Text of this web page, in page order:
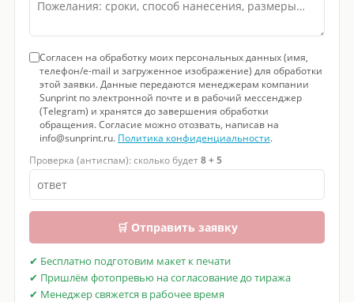
Согласен на обработку моих персональных данных (имя,
телефон/e-mail и загруженное изображение) для обработки
этой заявки. Данные передаются менеджерам компании
Sunprint по электронной почте и в рабочий мессенджер
(Telegram) и хранятся до завершения обработки
обращения. Согласие можно отозвать, написав на
info@sunprint.ru. Политика конфиденциальности.
Проверка (антиспам): сколько будет8 + 5
🛒 Отправить заявку
✔ Бесплатно подготовим макет к печати
✔ Пришлём фотопревью на согласование до тиража
✔ Менеджер свяжется в рабочее время